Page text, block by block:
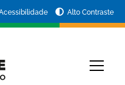
Alto Contraste